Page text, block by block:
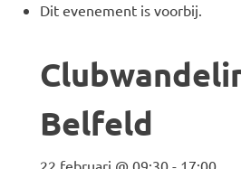
Dit evenement is voorbij.
Belfeld
22 februari @ 09:30 - 17:00